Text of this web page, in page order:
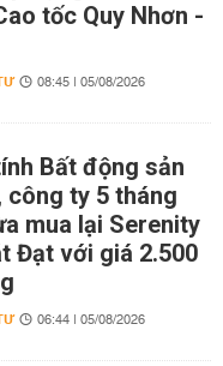
tốc Quy Nhơn -
08:45 | 05/08/2026
Bất động sản
công ty 5 tháng
mua lại Serenity
Đạt với giá 2.500
06:44 | 05/08/2026